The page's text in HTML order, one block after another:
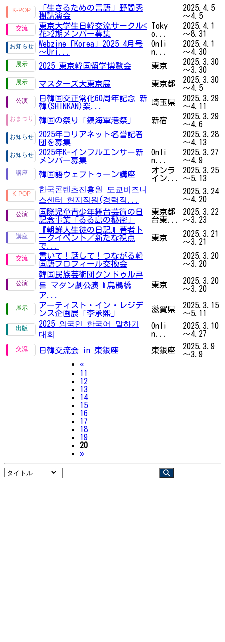
「生きるための言語」野間秀
樹講演会
2025.4.5
～4.5
東京大学生日韓交流サークル<
花>2期メンバー募集
Toky
o...
2025.4.1
～8.31
Webzine「Korea」2025 4月号
～Uri...
Onli
n...
2025.4.1
～4.30
2025 東京韓国留学博覧会
東京
2025.3.30
～3.30
マスターズ大東京展
東京都
2025.3.30
～4.5
日韓国交正常化60周年記念 新
韓(SHINKAN)楽...
埼玉県
2025.3.29
～4.11
韓国の祭り「鎮海軍港祭」
新宿
2025.3.29
～4.6
2025年コリアネット名誉記者
団を募集
2025.3.28
～4.13
2025年K-インフルエンサー新
メンバー募集
Onli
n...
2025.3.27
～4.9
韓国語ウェブトゥーン講座
オンラ
イン...
2025.3.25
～5.13
한국콘텐츠진흥원 도쿄비즈니
스센터 현지직원(경력직...
2025.3.24
～4.20
国際児童青少年舞台芸術の日
記念事業「るる島の秘密」
東京都
台東...
2025.3.22
～3.23
『朝鮮人生徒の日記』著者ト
ークイベント／新たな視点
で...
東京
2025.3.21
～3.21
書いて！話して！つながる韓
国語プロフィール交換会
2025.3.20
～3.20
韓国民族芸術団クンドゥル큰
들 マダン劇公演『烏鵲橋
ア...
東京
2025.3.20
～3.20
アーティスト・イン・レジデ
ンス企画展「李承熙」
滋賀県
2025.3.15
～5.11
2025 외국인 한국어 말하기
대회
Onli
n...
2025.3.10
～4.27
日韓交流会 in 東銀座 東銀座
2025.3.9
～3.9
«Previous
11
12
13
14
15
16
17
18
19
20
»Next